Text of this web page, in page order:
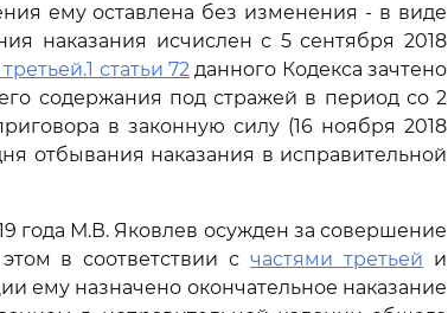
ему оставлена без изменения - в виде
наказания исчислен с 5 сентября 2018
статьи 72 данного Кодекса зачтено
содержания под стражей в период со 2
в законную силу (16 ноября 2018
отбывания наказания в исправительной
года М.В. Яковлев осужден за совершение
в соответствии счастями третьей и
ему назначено окончательное наказание